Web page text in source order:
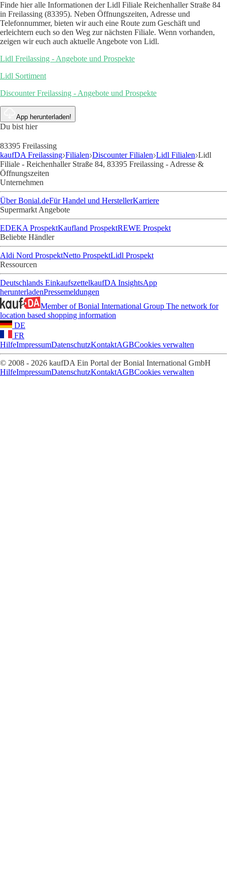
Finde hier alle Informationen der Lidl Filiale Reichenhaller Straße 84
in Freilassing (83395). Neben Öffnungszeiten, Adresse und
Telefonnummer, bieten wir auch eine Route zum Geschäft und
erleichtern euch so den Weg zur nächsten Filiale. Wenn vorhanden,
zeigen wir euch auch aktuelle Angebote von Lidl.
Lidl Freilassing - Angebote und Prospekte
Lidl Sortiment
Discounter Freilassing - Angebote und Prospekte
App herunterladen!
Du bist hier
83395 Freilassing
kaufDA Freilassing Filialen Discounter Filialen Lidl Filialen Lidl
Filiale - Reichenhaller Straße 84, 83395 Freilassing - Adresse &
Öffnungszeiten
Unternehmen
Über Bonial.deFür Handel und HerstellerKarriere
Supermarkt Angebote
EDEKA ProspektKaufland ProspektREWE Prospekt
Beliebte Händler
Aldi Nord ProspektNetto ProspektLidl Prospekt
Ressourcen
Deutschlands EinkaufszettelkaufDA InsightsApp
herunterladenPressemeldungen
Member of Bonial International Group The network for
location based shopping information
DE
FR
HilfeImpressumDatenschutzKontaktAGBCookies verwalten
© 2008 - 2026 kaufDA Ein Portal der Bonial International GmbH
HilfeImpressumDatenschutzKontaktAGBCookies verwalten